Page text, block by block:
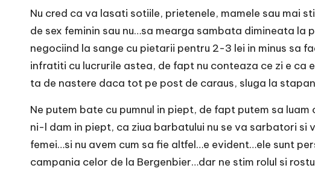
Nu cred ca va lasati sotiile, prietenele, mamele sau mai
de sex feminin sau nu…sa mearga sambata dimineata la
negociind la sange cu pietarii pentru 2-3 lei in minus sa
infratiti cu lucrurile astea, de fapt nu conteaza ce zi e ca
ta de nastere daca tot pe post de caraus, sluga la
Ne putem bate cu pumnul in piept, de fapt putem sa
ni-l dam in piept, ca ziua barbatului nu se va sarbatori si
femei…si nu avem cum sa fie altfel…e evident…ele sunt
campania celor de la Bergenbier…dar ne stim rolul si